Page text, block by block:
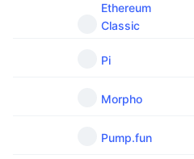
Ethereum
Classic
Pi
Morpho
Pump.fun